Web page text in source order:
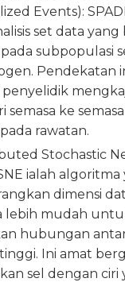
Events):
set data yang
subpopulasi
Pendekatan
semasa ke
rawatan.
Stochastic
ialah
dimensi
lebih mudah
hubungan
Ini amat
sel dengan ciri